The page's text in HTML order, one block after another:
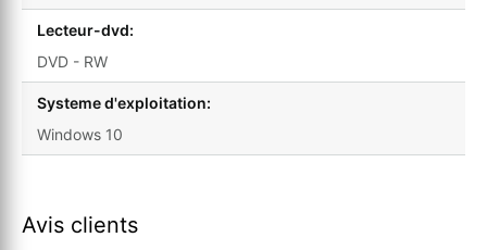
Lecteur-dvd:
DVD - RW
Systeme d'exploitation:
Windows 10
Avis clients